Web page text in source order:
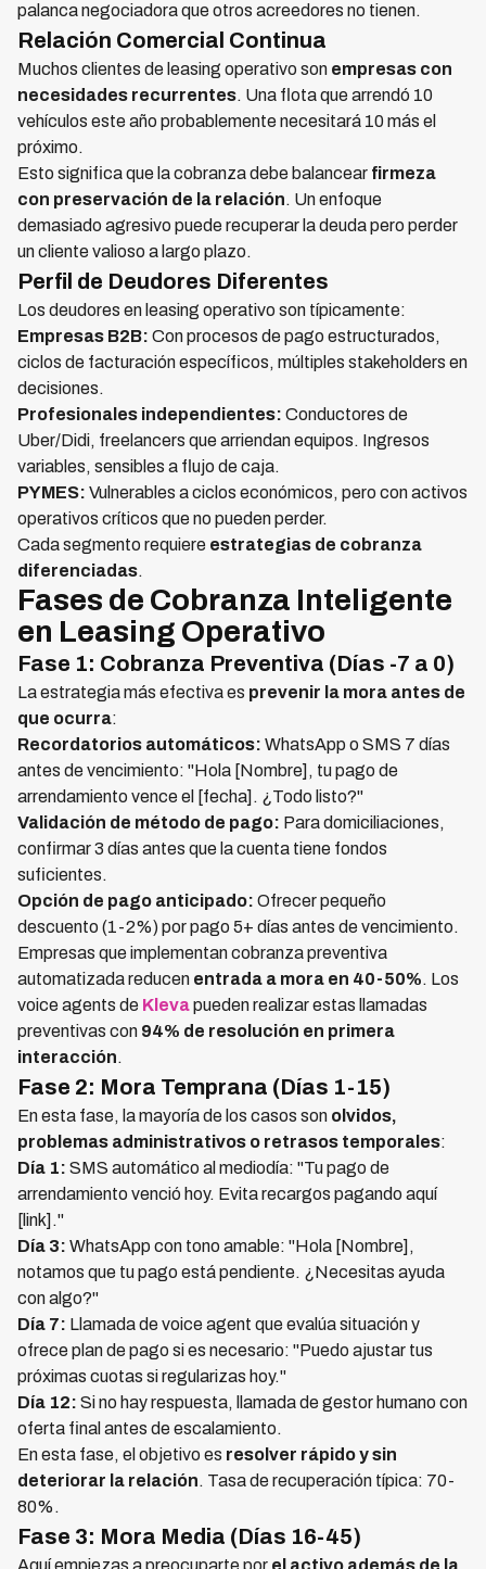
palanca negociadora que otros acreedores no tienen.
Relación Comercial Continua
Muchos clientes de leasing operativo son empresas con
necesidades recurrentes. Una flota que arrendó 10
vehículos este año probablemente necesitará 10 más el
próximo.
Esto significa que la cobranza debe balancear firmeza
con preservación de la relación. Un enfoque
demasiado agresivo puede recuperar la deuda pero perder
un cliente valioso a largo plazo.
Perfil de Deudores Diferentes
Los deudores en leasing operativo son típicamente:
Empresas B2B: Con procesos de pago estructurados,
ciclos de facturación específicos, múltiples stakeholders en
decisiones.
Profesionales independientes: Conductores de
Uber/Didi, freelancers que arriendan equipos. Ingresos
variables, sensibles a flujo de caja.
PYMES: Vulnerables a ciclos económicos, pero con activos
operativos críticos que no pueden perder.
Cada segmento requiere estrategias de cobranza
diferenciadas.
Fases de Cobranza Inteligente
en Leasing Operativo
Fase 1: Cobranza Preventiva (Días -7 a 0)
La estrategia más efectiva es prevenir la mora antes de
que ocurra:
Recordatorios automáticos: WhatsApp o SMS 7 días
antes de vencimiento: "Hola [Nombre], tu pago de
arrendamiento vence el [fecha]. ¿Todo listo?"
Validación de método de pago: Para domiciliaciones,
confirmar 3 días antes que la cuenta tiene fondos
suficientes.
Opción de pago anticipado: Ofrecer pequeño
descuento (1-2%) por pago 5+ días antes de vencimiento.
Empresas que implementan cobranza preventiva
automatizada reducen entrada a mora en 40-50%. Los
voice agents de Klevapueden realizar estas llamadas
preventivas con 94% de resolución en primera
interacción.
Fase 2: Mora Temprana (Días 1-15)
En esta fase, la mayoría de los casos son olvidos,
problemas administrativos o retrasos temporales:
Día 1: SMS automático al mediodía: "Tu pago de
arrendamiento venció hoy. Evita recargos pagando aquí
[link]."
Día 3: WhatsApp con tono amable: "Hola [Nombre],
notamos que tu pago está pendiente. ¿Necesitas ayuda
con algo?"
Día 7: Llamada de voice agent que evalúa situación y
ofrece plan de pago si es necesario: "Puedo ajustar tus
próximas cuotas si regularizas hoy."
Día 12: Si no hay respuesta, llamada de gestor humano con
oferta final antes de escalamiento.
En esta fase, el objetivo es resolver rápido y sin
deteriorar la relación. Tasa de recuperación típica: 70-
80%.
Fase 3: Mora Media (Días 16-45)
Aquí empiezas a preocuparte por el activo además de la